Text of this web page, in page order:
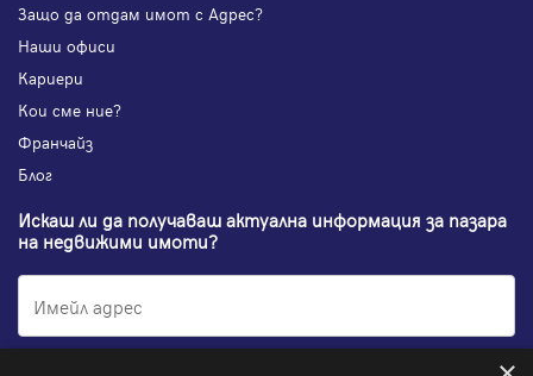
Защо да отдам имот с Адрес?
Наши офиси
Кариери
Кои сме ние?
Франчайз
Блог
Искаш ли да получаваш актуална информация за пазара
на недвижими имоти?